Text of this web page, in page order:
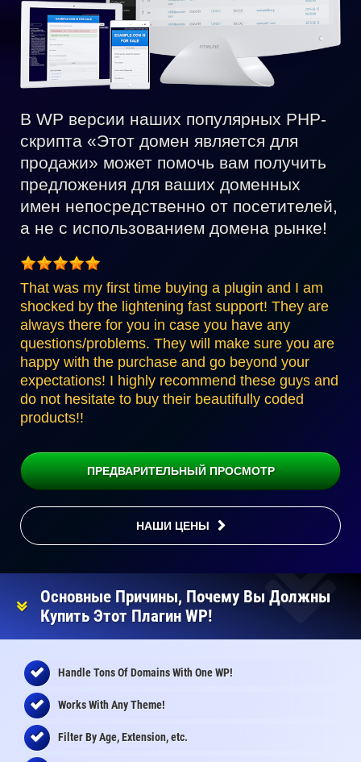
В WP версии наших популярных PHP-
скрипта «Этот домен является для
продажи» может помочь вам получить
предложения для ваших доменных
имен непосредственно от посетителей,
а не с использованием домена рынке!
That was my first time buying a plugin and I am
shocked by the lightening fast support! They are
always there for you in case you have any
questions/problems. They will make sure you are
happy with the purchase and go beyond your
expectations! I highly recommend these guys and
do not hesitate to buy their beautifully coded
products!!
ПРЕДВАРИТЕЛЬНЫЙ ПРОСМОТР
НАШИ ЦЕНЫ
Основные Причины, Почему Вы Должны
Купить Этот Плагин WP!
Handle Tons Of Domains With One WP!
Works With Any Theme!
Filter By Age, Extension, etc.